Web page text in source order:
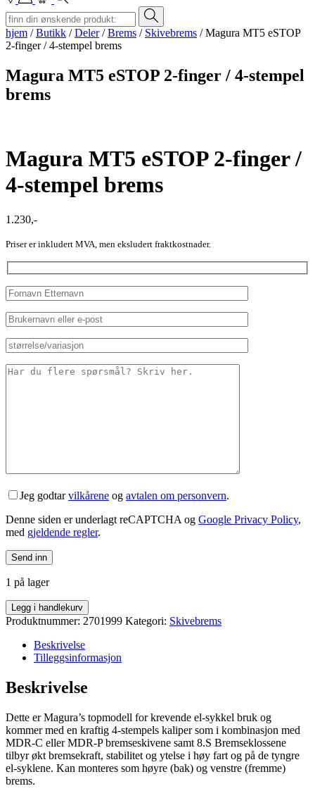
hjem /Butikk /Deler/Brems / Skivebrems /Magura MT5 eSTOP
2-finger / 4-stempel brems
Magura MT5 eSTOP 2-finger / 4-stempel
brems
Magura MT5 eSTOP 2-finger /
4-stempel brems
1.230,-
Priser er inkludert MVA, men eksludert fraktkostnader.
Jeg godtarvilkårene og avtalen om personvern.
Denne siden er underlagt reCAPTCHA og Google Privacy Policy,
med gjeldende regler.
1 på lager
Magura
MT5
finger
4-
stempel
antall
Legg i handlekurv
Produktnummer: 2701999 Kategori: Skivebrems
Beskrivelse
Tilleggsinformasjon
Beskrivelse
Dette er Magura’s topmodell for krevende el-sykkel bruk og
kommer med en kraftig 4-stempels kaliper som i kombinasjon med
MDR-C eller MDR-P bremseskivene samt 8.S Bremseklossene
tilbyr økt bremsekraft, stabilitet og ytelse i høy fart og på de tyngre
el-syklene. Kan monteres som høyre (bak) og venstre (fremme)
brems.